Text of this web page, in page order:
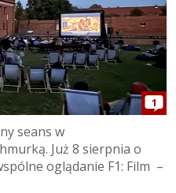
1
seans w
Już 8 sierpnia o
oglądanie F1: Film –